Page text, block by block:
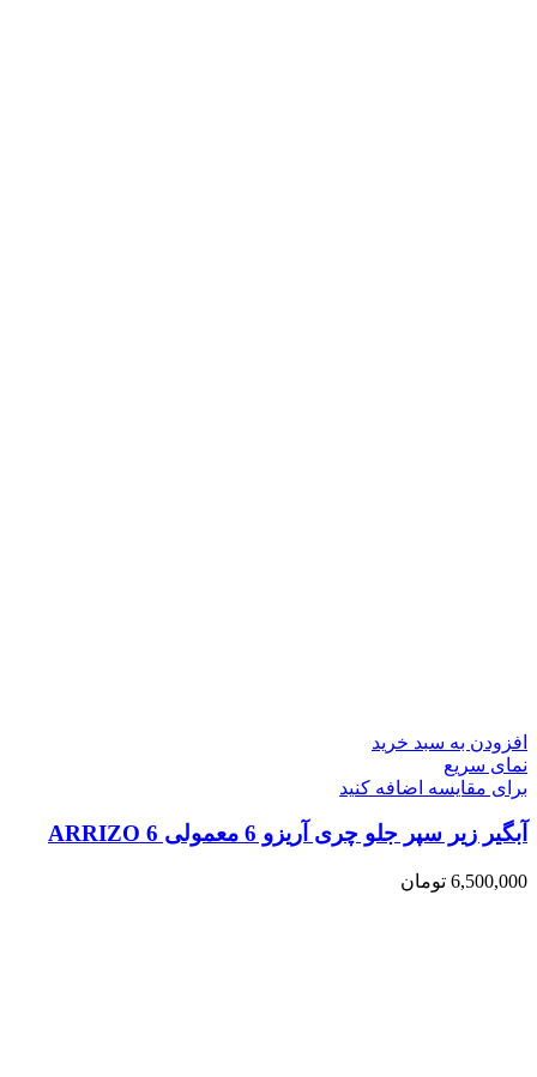
افزودن به سبد خرید
نمای سریع
برای مقایسه اضافه کنید
آبگیر زیر سپر جلو چری آریزو 6 معمولی ARRIZO 6
6,500,000 تومان